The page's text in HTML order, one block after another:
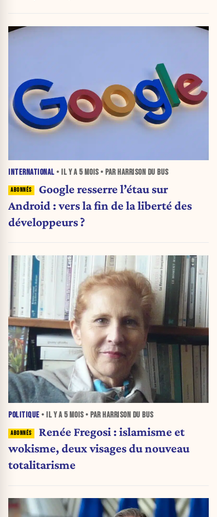
que Nord Stream
INTERNATIONAL • IL Y A 5 MOIS• PAR HARRISON DU BUS
Google resserre l’étau sur
Android : vers la fin de la liberté des
développeurs ?
POLITIQUE • IL Y A 5 MOIS• PAR HARRISON DU BUS
Renée Fregosi : islamisme et
wokisme, deux visages du nouveau
totalitarisme